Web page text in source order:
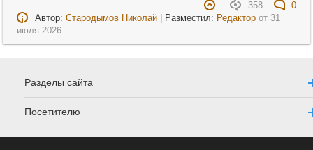
358
0
Автор: Стародымов Николай| Разместил: Редакторот 31
июля 2026
Разделы сайта
Посетителю